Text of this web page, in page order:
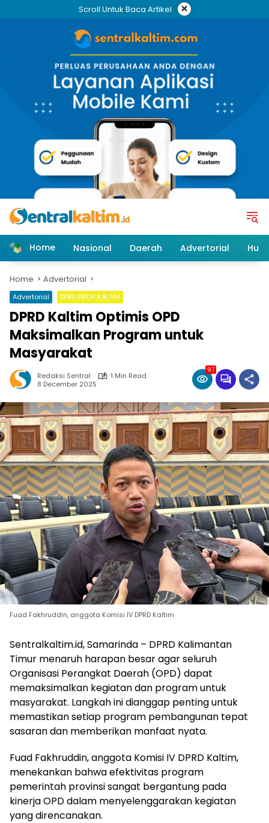
Scroll Untuk Baca Artikel ×
Home Nasional Daerah Advertorial
Home Advertorial
Advertorial DPRD PROV KALTIM
DPRD Kaltim Optimis OPD
Maksimalkan Program untuk
Masyarakat
Redaksi Sentral
1 Min Read
8 December 2025
97
Fuad Fakhruddin, anggota Komisi IV DPRD Kaltim
Sentralkaltim.id, Samarinda – DPRD Kalimantan
Timur menaruh harapan besar agar seluruh
Organisasi Perangkat Daerah (OPD) dapat
memaksimalkan kegiatan dan program untuk
masyarakat. Langkah ini dianggap penting untuk
memastikan setiap program pembangunan tepat
sasaran dan memberikan manfaat nyata.
Fuad Fakhruddin, anggota Komisi IV DPRD Kaltim,
menekankan bahwa efektivitas program
pemerintah provinsi sangat bergantung pada
kinerja OPD dalam menyelenggarakan kegiatan
yang direncanakan.